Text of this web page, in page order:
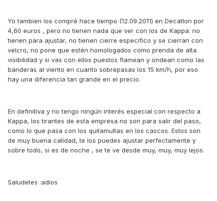
Yo tambien los compré hace tiempo (12.09.2011) en Decatlon por
4,60 euros , pero no tienen nada que ver con los de Kappa: no
tienen para ajustar, no tienen cierre específico y se cierran con
velcro, no pone que estén homologados como prenda de alta
visibilidad y si vas con ellos puestos flamean y ondean como las
banderas al viento en cuanto sobrepasas los 15 km/h, por eso
hay una diferencia tan grande en el precio.
En definitiva y no tengo ningún interés especial con respecto a
Kappa, los tirantes de esta empresa no son para salir del paso,
como lo que pasa con los quitamultas en los cascos. Estos son
de muy buena calidad, te los puedes ajustar perfectamente y
sobre todo, si es de noche , se te ve desde muy, muy, muy lejos.
Saludetes :adios